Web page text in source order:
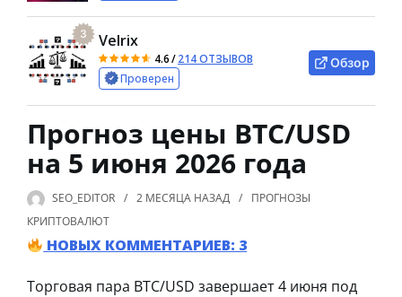
3 Velrix
4.6/214 ОТЗЫВОВ
Проверен
Обзор
Прогноз цены BTC/USD
на 5 июня 2026 года
SEO_EDITOR 2 МЕСЯЦА НАЗАД
ПРОГНОЗЫ
КРИПТОВАЛЮТ
НОВЫХ КОММЕНТАРИЕВ: 3
Торговая пара BTC/USD завершает 4 июня под